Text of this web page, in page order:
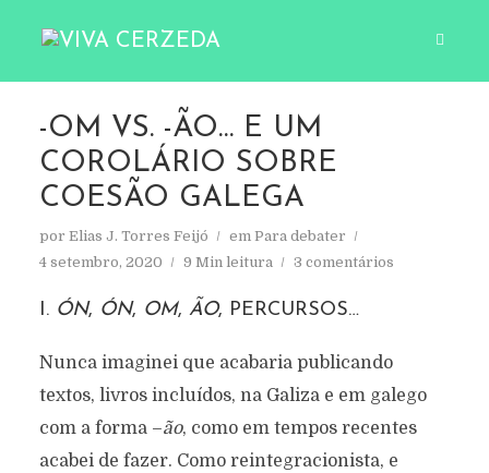
-OM VS. -ÃO… E UM
COROLÁRIO SOBRE
COESÃO GALEGA
por Elias J. Torres Feijó em Para debater
4 setembro, 2020
9 Min leitura 3 comentários
I. ÓN, ÓN, OM, ÃO, PERCURSOS…
Nunca imaginei que acabaria publicando
textos, livros incluídos, na Galiza e em galego
com a forma –ão, como em tempos recentes
acabei de fazer. Como reintegracionista, e